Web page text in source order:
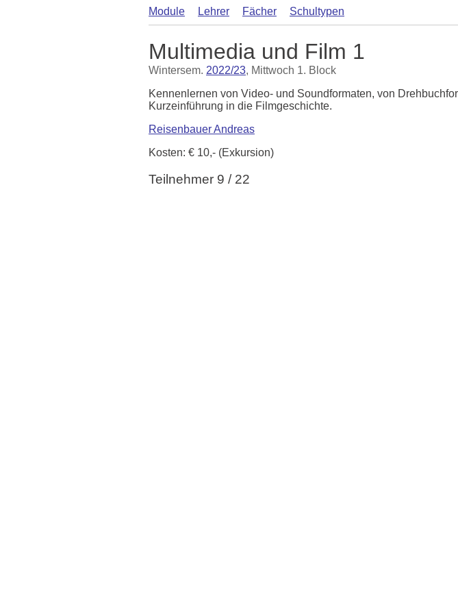
Module Lehrer Fächer Schultypen
Multimedia und Film 1
Wintersem. 2022/23, Mittwoch 1. Block
Kennenlernen von Video- und Soundformaten, von
Kurzeinführung in die Filmgeschichte.
Reisenbauer Andreas
Kosten: € 10,- (Exkursion)
Teilnehmer 9 / 22